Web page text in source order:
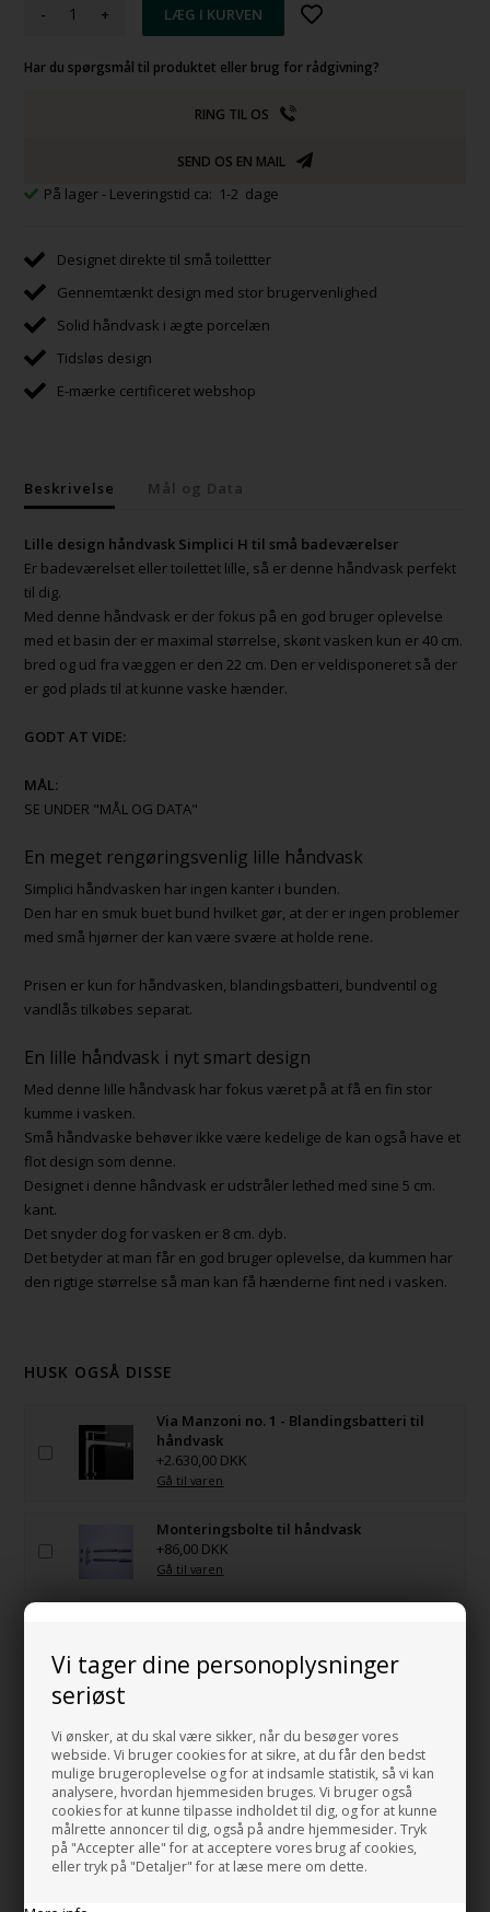
Vi tager dine personoplysninger
seriøst
Vi ønsker, at du skal være sikker, når du besøger vores
webside. Vi bruger cookies for at sikre, at du får den bedst
mulige brugeroplevelse og for at indsamle statistik, så vi kan
analysere, hvordan hjemmesiden bruges. Vi bruger også
cookies for at kunne tilpasse indholdet til dig, og for at kunne
målrette annoncer til dig, også på andre hjemmesider. Tryk
på "Accepter alle" for at acceptere vores brug af cookies,
eller tryk på "Detaljer" for at læse mere om dette.
- +
Har du spørgsmål til produktet eller brug for rådgivning?
RING TIL OS
SEND OS EN MAIL
På lager - Leveringstid ca: 1-2 dage
Designet direkte til små toilettter
Gennemtænkt design med stor brugervenlighed
Solid håndvask i ægte porcelæn
Tidsløs design
E-mærke certificeret webshop
Beskrivelse Mål og Data
Lille design håndvask Simplici H til små badeværelser
Er badeværelset eller toilettet lille, så er denne håndvask perfekt
til dig.
Med denne håndvask er der fokus på en god bruger oplevelse
med et basin der er maximal størrelse, skønt vasken kun er 40 cm.
bred og ud fra væggen er den 22 cm. Den er veldisponeret så der
er god plads til at kunne vaske hænder.
GODT AT VIDE:
MÅL:
SE UNDER "MÅL OG DATA"
En meget rengøringsvenlig lille håndvask
Simplici håndvasken har ingen kanter i bunden.
Den har en smuk buet bund hvilket gør, at der er ingen problemer
med små hjørner der kan være svære at holde rene.
Prisen er kun for håndvasken, blandingsbatteri, bundventil og
vandlås tilkøbes separat.
En lille håndvask i nyt smart design
Med denne lille håndvask har fokus været på at få en fin stor
kumme i vasken.
Små håndvaske behøver ikke være kedelige de kan også have et
flot design som denne.
Designet i denne håndvask er udstråler lethed med sine 5 cm.
kant.
Det snyder dog for vasken er 8 cm. dyb.
Det betyder at man får en god bruger oplevelse, da kummen har
den rigtige størrelse så man kan få hænderne fint ned i vasken.
HUSK OGSÅ DISSE
Via Manzoni no. 1 - Blandingsbatteri til
håndvask
+2.630,00 DKK
Gå til varen
Monteringsbolte til håndvask
+86,00 DKK
Gå til varen
Gå til varen
+489,00 DKK
Gå til varen
Bundventil Free Flow i forkromet messing
Top 63 mm
+399,00 DKK
Gå til varen